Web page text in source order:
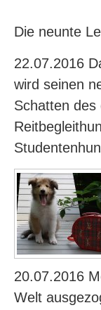
Die neunte
22.07.2016
wird seinen
Schatten
20.07.2016
Welt